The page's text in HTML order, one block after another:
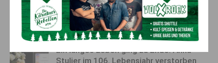
AKTUELLES
Ein langes Leben ging zu Ende: Anna
Stulier im 106. Lebensjahr verstorben